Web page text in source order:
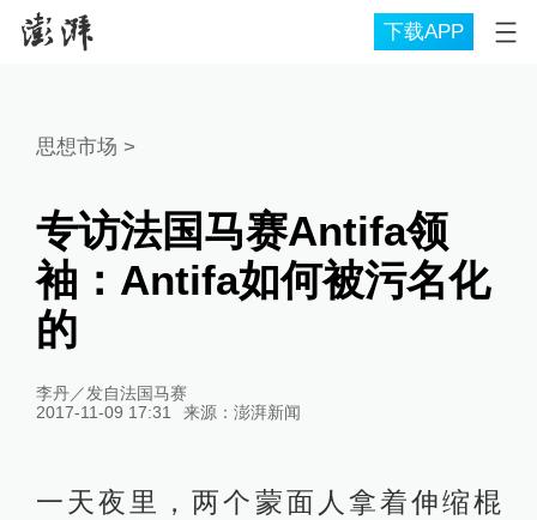
下载APP
思想市场 >
专访法国马赛Antifa领
袖：Antifa如何被污名化
的
李丹／发自法国马赛
2017-11-09 17:31
来源： 澎湃新闻
一天夜里，两个蒙面人拿着伸缩棍